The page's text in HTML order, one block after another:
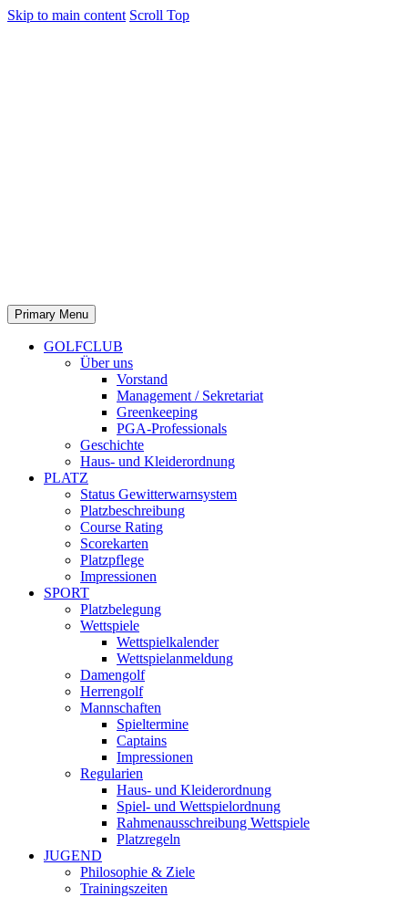
Skip to main content Scroll Top
Primary Menu
GOLFCLUB
Über uns
Vorstand
Management / Sekretariat
Greenkeeping
PGA-Professionals
Geschichte
Haus- und Kleiderordnung
PLATZ
Status Gewitterwarnsystem
Platzbeschreibung
Course Rating
Scorekarten
Platzpflege
Impressionen
SPORT
Platzbelegung
Wettspiele
Wettspielkalender
Wettspielanmeldung
Damengolf
Herrengolf
Mannschaften
Spieltermine
Captains
Impressionen
Regularien
Haus- und Kleiderordnung
Spiel- und Wettspielordnung
Rahmenausschreibung Wettspiele
Platzregeln
JUGEND
Philosophie & Ziele
Trainingszeiten